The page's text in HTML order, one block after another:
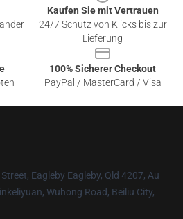
Kaufen Sie mit Vertrauen
24/7 Schutz von Klicks bis zur
Lieferung
100% Sicherer Checkout
PayPal / MasterCard / Visa
Eagleby Eagleby, Qld 4207, Au
Wuhong Road, Beiliu City,